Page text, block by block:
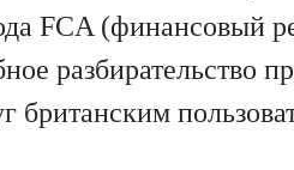
FCA (финансовый
разбирательство
британским